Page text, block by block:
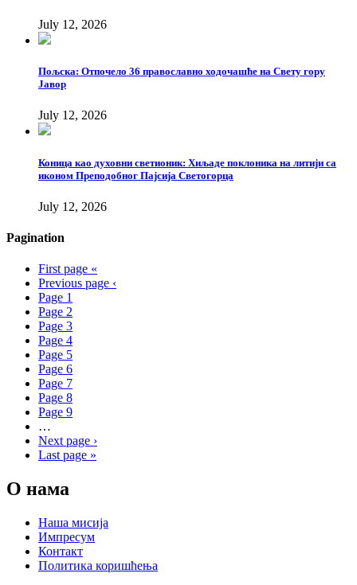
July 12, 2026
Пољска: Отпочело 36 православно ходочашће на Свету гору
Јавор
July 12, 2026
Коница као духовни светионик: Хиљаде поклоника на литији са
иконом Преподобног Пајсија Светогорца
July 12, 2026
Pagination
First page «
Previous page ‹
Page 1
Page 2
Page 3
Page 4
Page 5
Page 6
Page 7
Page 8
Page 9
…
Next page ›
Last page »
О нама
Наша мисија
Импресум
Контакт
Политика коришћења